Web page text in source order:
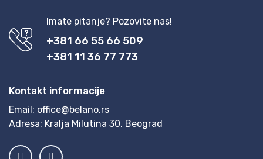
Imate pitanje? Pozovite nas!
+381 66 55 66 509
+381 11 36 77 773
Kontakt informacije
Email: office@belano.rs
Adresa: Kralja Milutina 30, Beograd